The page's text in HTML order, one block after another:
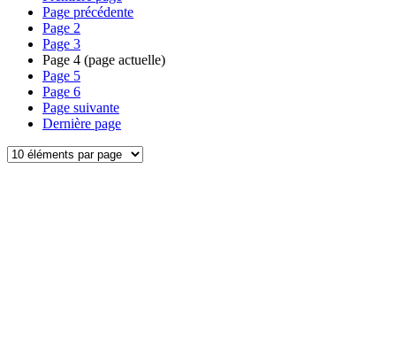
Page précédente
Page 2
Page 3
Page 4 (page actuelle)
Page 5
Page 6
Page suivante
Dernière page